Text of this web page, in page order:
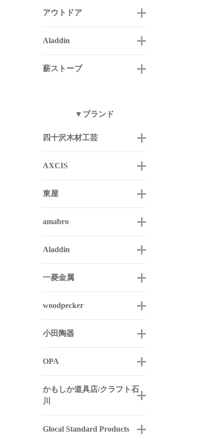
アウトドア
Aladdin
薪ストーブ
▼ブランド
四十沢木材工芸
AXCIS
東屋
amabro
Aladdin
一菱金属
woodpecker
小田陶器
OPA
かもしか道具店/クラフト石
川
Glocal Standard Products